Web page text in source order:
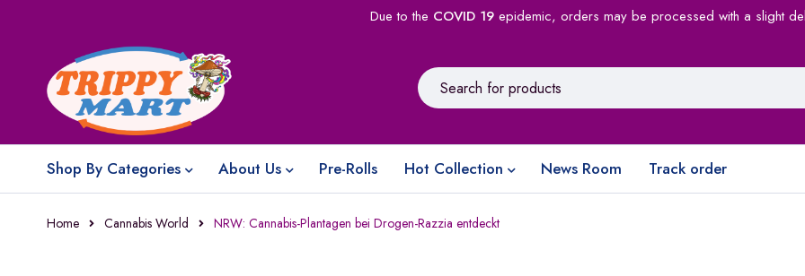
Due to the COVID 19epidemic, orders may be processed with a slight
Shop By Categories About Us Pre-Rolls Hot Collection News Room Track order
Home Cannabis World NRW: Cannabis-Plantagen bei Drogen-Razzia entdeckt